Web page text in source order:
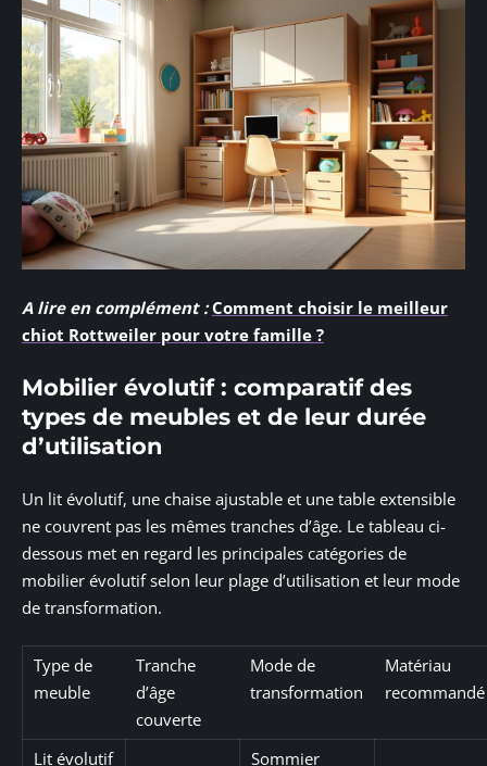
A lire en complément : Comment choisir le meilleur
chiot Rottweiler pour votre famille ?
Mobilier évolutif : comparatif des
types de meubles et de leur durée
d’utilisation
Un lit évolutif, une chaise ajustable et une table extensible
ne couvrent pas les mêmes tranches d’âge. Le tableau ci-
dessous met en regard les principales catégories de
mobilier évolutif selon leur plage d’utilisation et leur mode
de transformation.
Type de
meuble
Tranche
d’âge
couverte
Mode de
transformation
Matériau
recommandé
Lit évolutif Sommier